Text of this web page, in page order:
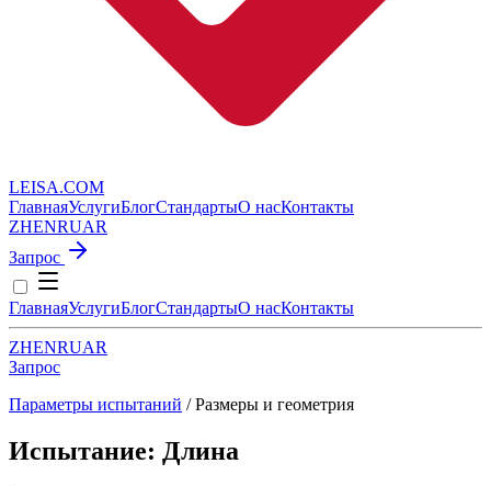
LEISA.COM
ГлавнаяУслугиБлогСтандартыО насКонтакты
ZHENRUAR
Запрос
ГлавнаяУслугиБлогСтандартыО насКонтакты
ZHENRUAR
Запрос
Параметры испытаний / Размеры и геометрия
Испытание: Длина